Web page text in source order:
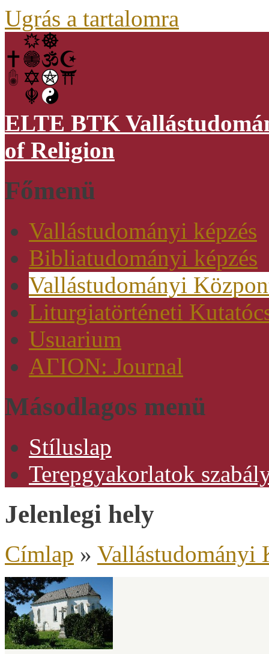
Ugrás a tartalomra
ELTE BTK
of Religion
Főmenü
Vallástudományi képzés
Bibliatudományi képzés
Vallástudományi
Liturgiatörténeti
Usuarium
AΓION: Journal
Másodlagos menü
Stíluslap
Terepgyakorlatok
Jelenlegi hely
Címlap » Vallástudományi